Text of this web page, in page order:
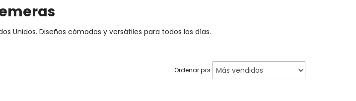
Unidos. Diseños cómodos y versátiles para todos los días.
Ordenar por